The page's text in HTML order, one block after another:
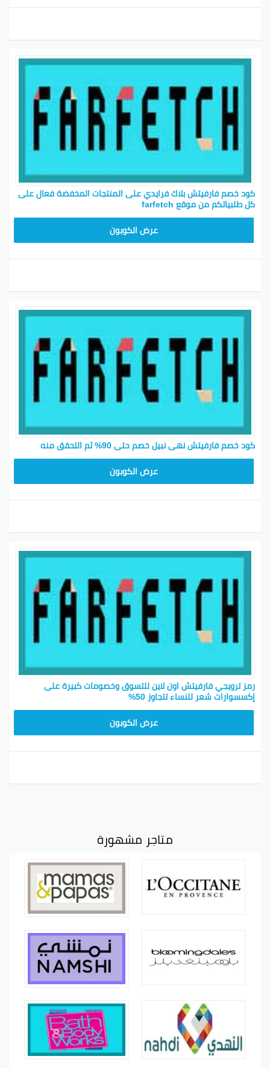
كود خصم فارفيتش بلاك فرايدي على المنتجات المخفضة فعال على
كل طلبياتكم من موقع farfetch
عرض الكوبون
كود خصم فارفيتش نهى نبيل خصم حتى 90% ثم التحقق منه
عرض الكوبون
رمز ترويجي فارفيتش اون لاين للتسوق وخصومات كبيرة على
إكسسوارات شعر للنساء تتجاوز 50%
عرض الكوبون
متاجر مشهورة